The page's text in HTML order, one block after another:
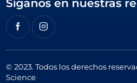
Síganos en nuestras
© 2023. Todos los derechos
Science